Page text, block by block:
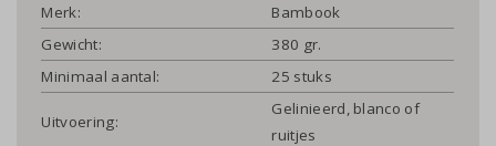
Merk:
Bambook
Gewicht:
380 gr.
Minimaal aantal:
25 stuks
Uitvoering:
Gelinieerd, blanco of
ruitjes